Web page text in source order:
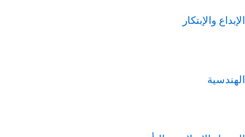
الإبداع والإبتكار
الهندسية